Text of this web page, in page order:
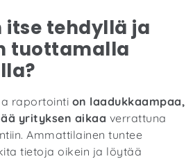
itse tehdyllä ja
tuottamalla
raportointi on laadukkaampaa,
yrityksen aikaa verrattuna
Ammattilainen tuntee
tietoja oikein ja löytää